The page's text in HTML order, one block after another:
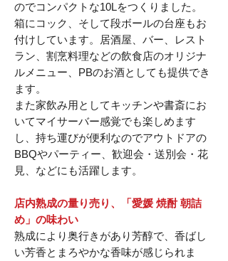
のでコンパクトな10Lをつくりました。
箱にコック、そして段ボールの台座もお
付けしています。居酒屋、バー、レスト
ラン、割烹料理などの飲食店のオリジナ
ルメニュー、PBのお酒としても提供でき
ます。
また家飲み用としてキッチンや書斎にお
いてマイサーバー感覚でも楽しめます
し、持ち運びが便利なのでアウトドアの
BBQやパーティー、歓迎会・送別会・花
見、などにも活躍します。
店内熟成の量り売り、「愛媛 焼酎 朝詰
め」の味わい
熟成により奥行きがあり芳醇で、香ばし
い芳香とまろやかな香味が感じられま